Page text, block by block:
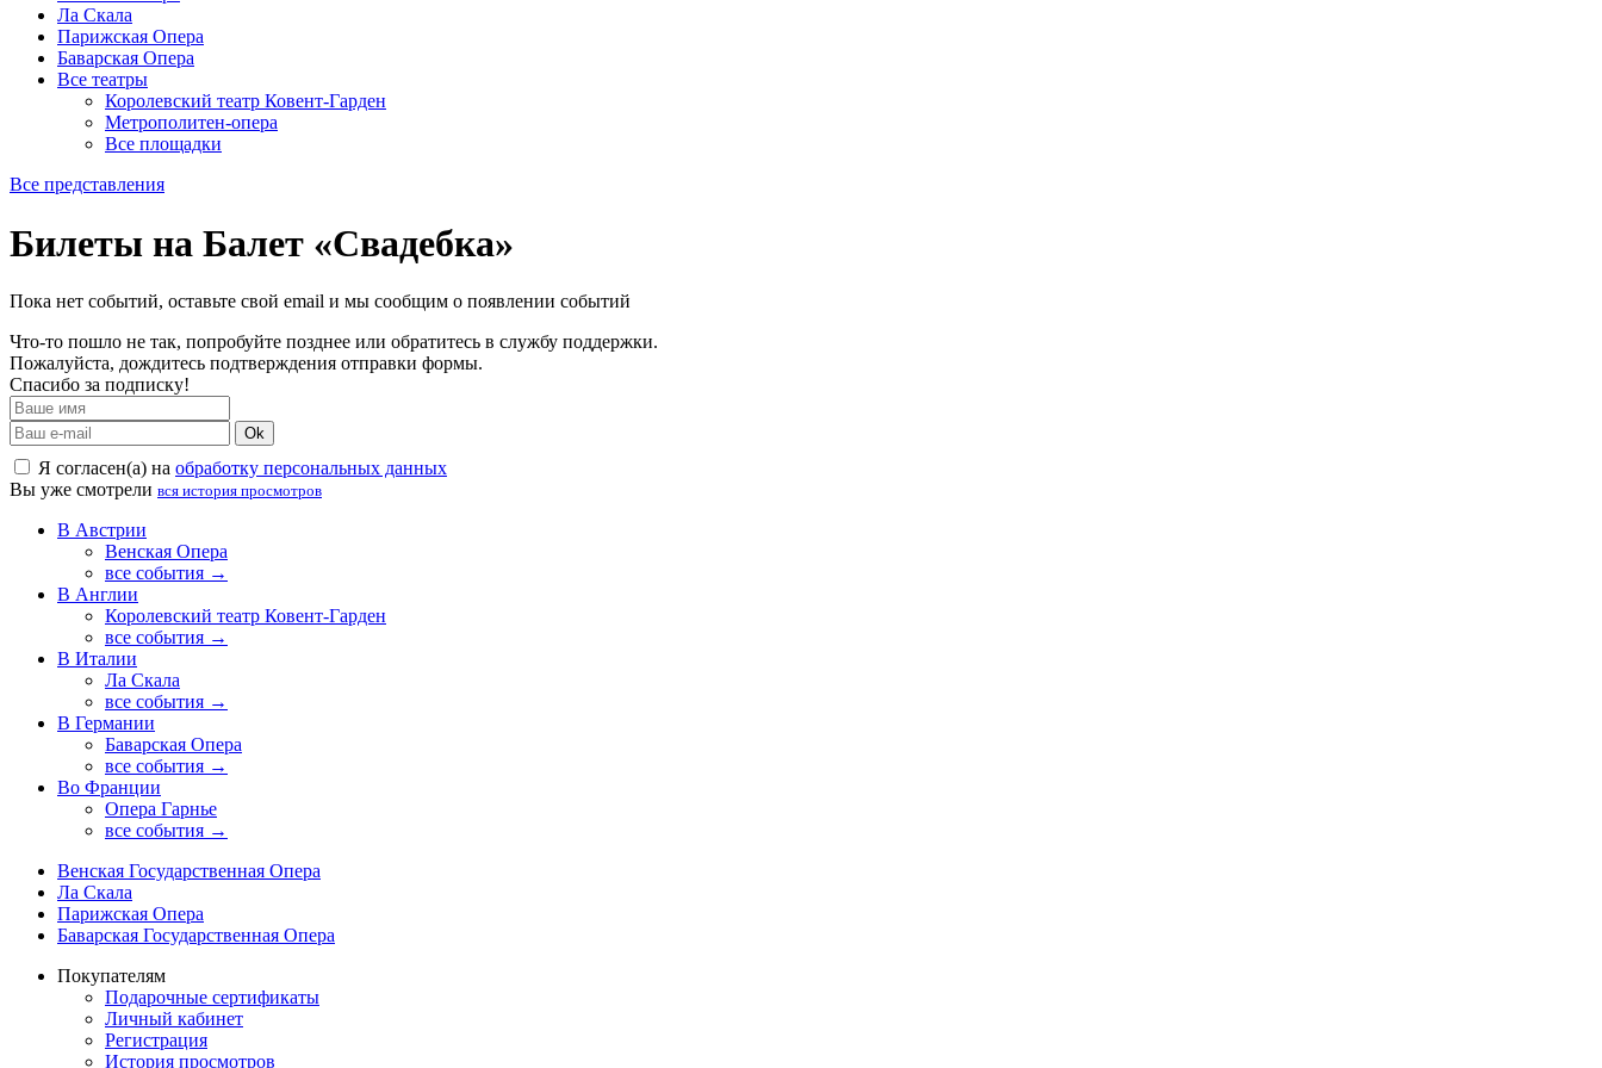
Ла Скала
Парижская Опера
Баварская Опера
Все театры
Королевский театр Ковент-Гарден
Метрополитен-опера
Все площадки
Все представления
Билеты на Балет «Свадебка»
Пока нет событий, оставьте свой email и мы сообщим о появлении событий
Что-то пошло не так, попробуйте позднее или обратитесь в службу поддержки.
Пожалуйста, дождитесь подтверждения отправки формы.
Спасибо за подписку!
Ok
Я согласен(а) на обработку персональных данных
Вы уже смотрели вся история просмотров
В Австрии
Венская Опера
все события →
В Англии
Королевский театр Ковент-Гарден
все события →
В Италии
Ла Скала
все события →
В Германии
Баварская Опера
все события →
Во Франции
Опера Гарнье
все события →
Венская Государственная Опера
Ла Скала
Парижская Опера
Баварская Государственная Опера
Покупателям
Подарочные сертификаты
Личный кабинет
Регистрация
История просмотров